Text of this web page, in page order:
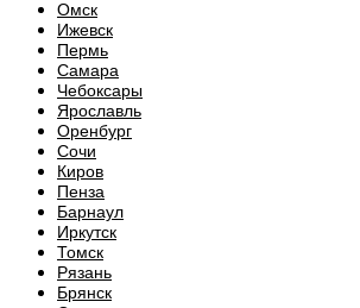
Омск
Ижевск
Пермь
Самара
Чебоксары
Ярославль
Оренбург
Сочи
Киров
Пенза
Барнаул
Иркутск
Томск
Рязань
Брянск